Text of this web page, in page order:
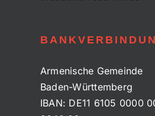
Armenische Gemeinde
Baden-Württemberg
IBAN: DE11 6105 0000